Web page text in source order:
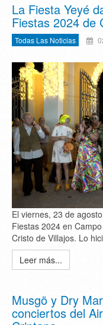
La Fiesta Yeyé
Fiestas 2024 de
Todas Las Noticias
El viernes, 23 de
Fiestas 2024 en
Cristo de Villajos. Lo
Leer más...
Musgö y Dry
conciertos del